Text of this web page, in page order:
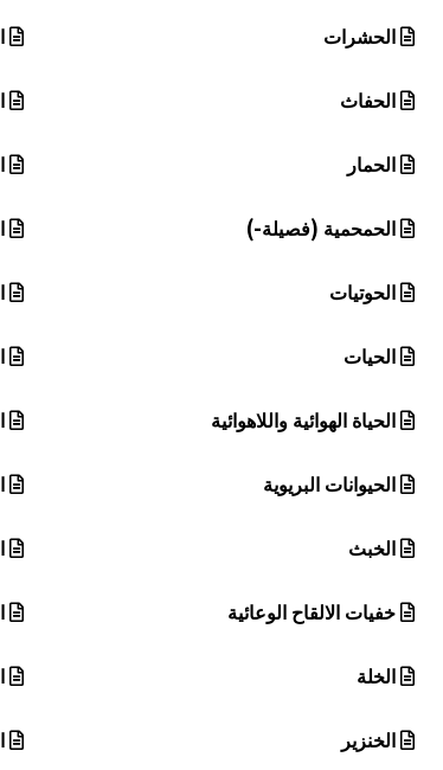
الحشرات
الحفاث
الحمار
الحمحمية (فصيلة-)
الحوتيات
الحيات
الحياة الهوائية واللاهوائية
الحيوانات البريوية
الخبث
خفيات الالقاح الوعائية
الخلة
الخنزير